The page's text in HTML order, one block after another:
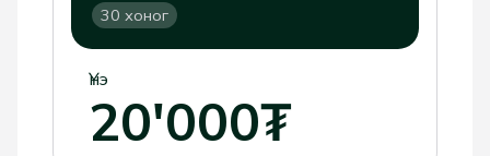
30 хоног
Үнэ
20'000₮